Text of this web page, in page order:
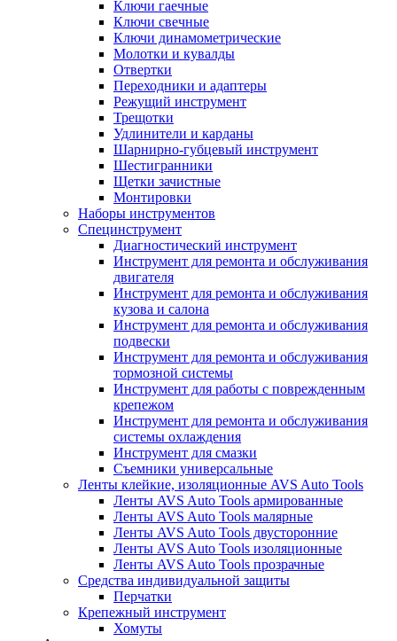
Ключи гаечные
Ключи свечные
Ключи динамометрические
Молотки и кувалды
Отвертки
Переходники и адаптеры
Режущий инструмент
Трещотки
Удлинители и карданы
Шарнирно-губцевый инструмент
Шестигранники
Щетки зачистные
Монтировки
Наборы инструментов
Специнструмент
Диагностический инструмент
Инструмент для ремонта и обслуживания
двигателя
Инструмент для ремонта и обслуживания
кузова и салона
Инструмент для ремонта и обслуживания
подвески
Инструмент для ремонта и обслуживания
тормозной системы
Инструмент для работы с поврежденным
крепежом
Инструмент для ремонта и обслуживания
системы охлаждения
Инструмент для смазки
Съемники универсальные
Ленты клейкие, изоляционные AVS Auto Tools
Ленты AVS Auto Tools армированные
Ленты AVS Auto Tools малярные
Ленты AVS Auto Tools двусторонние
Ленты AVS Auto Tools изоляционные
Ленты AVS Auto Tools прозрачные
Средства индивидуальной защиты
Перчатки
Крепежный инструмент
Хомуты